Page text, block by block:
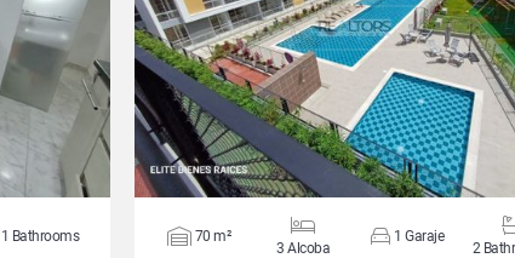
1 Bathrooms
VIEW DETAILS
70 m²
3 Alcoba
1 Garaje
2